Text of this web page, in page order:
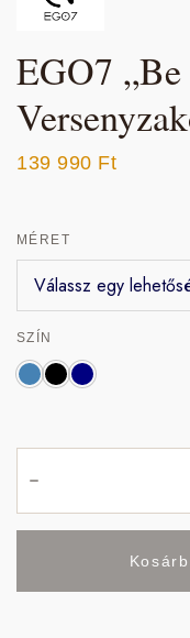
EGO7
139 990 Ft
MÉRET
SZÍN